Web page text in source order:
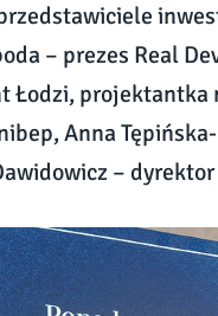
– prezes Real
Łodzi, projektantka
Anna
–